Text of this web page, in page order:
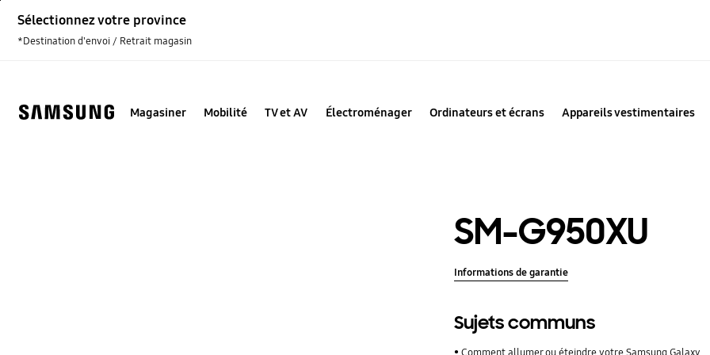
content
Sélectionnez votre province
*Destination d'envoi / Retrait magasin
Magasiner Mobilité TV et AV Électroménager Ordinateurs et écrans Appareils vestimentaires
SM-G950XU
Informations de garantie
Sujets communs
Comment allumer ou éteindre votre Samsung Galaxy